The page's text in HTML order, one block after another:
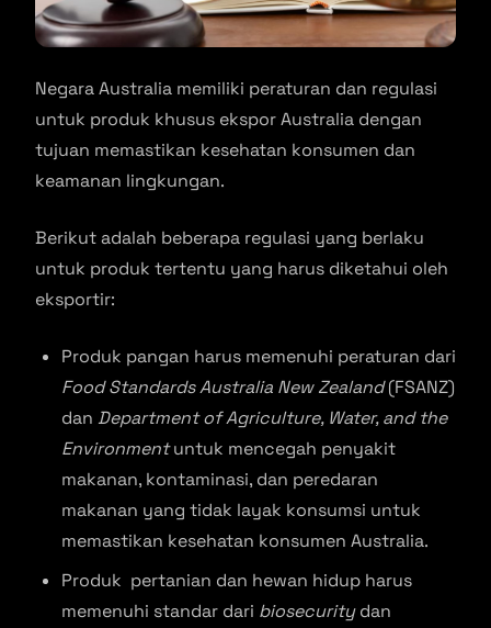
Negara Australia memiliki peraturan dan regulasi
untuk produk khusus ekspor Australia dengan
tujuan memastikan kesehatan konsumen dan
keamanan lingkungan.
Berikut adalah beberapa regulasi yang berlaku
untuk produk tertentu yang harus diketahui oleh
eksportir:
Produk pangan harus memenuhi peraturan dari
Food Standards Australia New Zealand(FSANZ)
dan Department of Agriculture, Water, and the
Environmentuntuk mencegah penyakit
makanan, kontaminasi, dan peredaran
makanan yang tidak layak konsumsi untuk
memastikan kesehatan konsumen Australia.
Produk pertanian dan hewan hidup harus
memenuhi standar dari biosecuritydan